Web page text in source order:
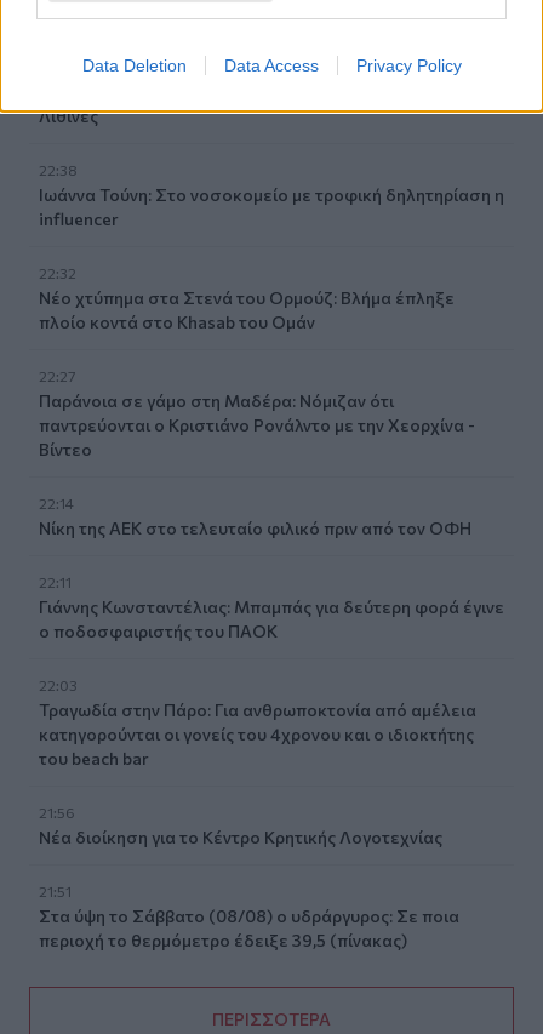
Data Deletion Data Access Privacy Policy
Λιθίνες
22:38
Ιωάννα Τούνη: Στο νοσοκομείο με τροφική δηλητηρίαση η
influencer
22:32
Νέο χτύπημα στα Στενά του Ορμούζ: Βλήμα έπληξε
πλοίο κοντά στο Khasab του Ομάν
22:27
Παράνοια σε γάμο στη Μαδέρα: Νόμιζαν ότι
παντρεύονται ο Κριστιάνο Ρονάλντο με την Χεορχίνα -
Βίντεο
22:14
Nίκη της ΑΕΚ στο τελευταίο φιλικό πριν από τον ΟΦΗ
22:11
Γιάννης Κωνσταντέλιας: Μπαμπάς για δεύτερη φορά έγινε
ο ποδοσφαιριστής του ΠΑΟΚ
22:03
Τραγωδία στην Πάρο: Για ανθρωποκτονία από αμέλεια
κατηγορούνται οι γονείς του 4χρονου και ο ιδιοκτήτης
του beach bar
21:56
Νέα διοίκηση για το Κέντρο Κρητικής Λογοτεχνίας
21:51
Στα ύψη το Σάββατο (08/08) ο υδράργυρος: Σε ποια
περιοχή το θερμόμετρο έδειξε 39,5 (πίνακας)
ΠΕΡΙΣΣΟΤΕΡΑ